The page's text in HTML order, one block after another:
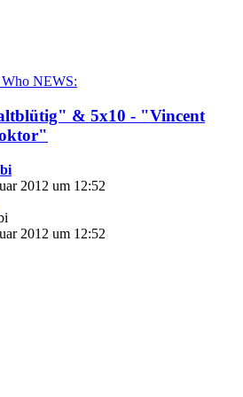
NEWS:
& 5x10 - "Vincent
2012 um 12:52
2012 um 12:52